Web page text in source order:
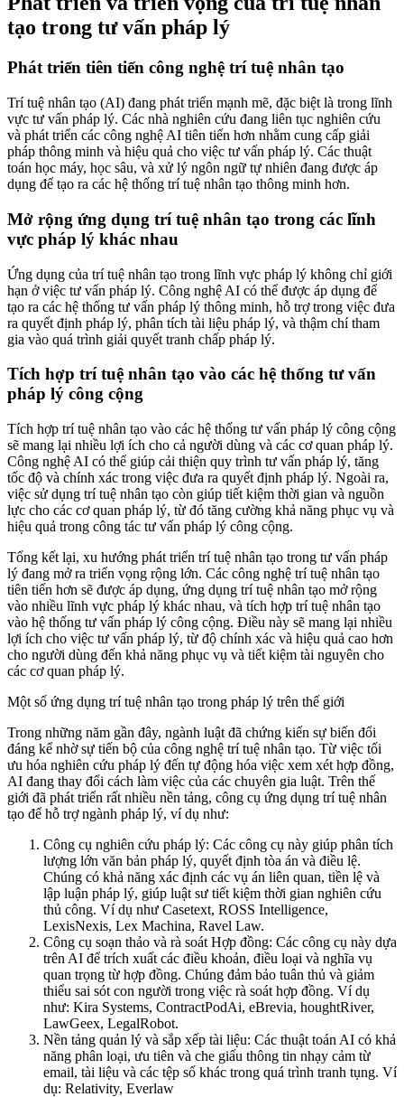
tạo trong tư vấn pháp lý
Phát triển tiên tiến công nghệ trí tuệ nhân tạo
Trí tuệ nhân tạo (AI) đang phát triển mạnh mẽ, đặc biệt là trong lĩnh
vực tư vấn pháp lý. Các nhà nghiên cứu đang liên tục nghiên cứu
và phát triển các công nghệ AI tiên tiến hơn nhằm cung cấp giải
pháp thông minh và hiệu quả cho việc tư vấn pháp lý. Các thuật
toán học máy, học sâu, và xử lý ngôn ngữ tự nhiên đang được áp
dụng để tạo ra các hệ thống trí tuệ nhân tạo thông minh hơn.
Mở rộng ứng dụng trí tuệ nhân tạo trong các lĩnh
vực pháp lý khác nhau
Ứng dụng của trí tuệ nhân tạo trong lĩnh vực pháp lý không chỉ giới
hạn ở việc tư vấn pháp lý. Công nghệ AI có thể được áp dụng để
tạo ra các hệ thống tư vấn pháp lý thông minh, hỗ trợ trong việc đưa
ra quyết định pháp lý, phân tích tài liệu pháp lý, và thậm chí tham
gia vào quá trình giải quyết tranh chấp pháp lý.
Tích hợp trí tuệ nhân tạo vào các hệ thống tư vấn
pháp lý công cộng
Tích hợp trí tuệ nhân tạo vào các hệ thống tư vấn pháp lý công cộng
sẽ mang lại nhiều lợi ích cho cả người dùng và các cơ quan pháp lý.
Công nghệ AI có thể giúp cải thiện quy trình tư vấn pháp lý, tăng
tốc độ và chính xác trong việc đưa ra quyết định pháp lý. Ngoài ra,
việc sử dụng trí tuệ nhân tạo còn giúp tiết kiệm thời gian và nguồn
lực cho các cơ quan pháp lý, từ đó tăng cường khả năng phục vụ và
hiệu quả trong công tác tư vấn pháp lý công cộng.
Tổng kết lại, xu hướng phát triển trí tuệ nhân tạo trong tư vấn pháp
lý đang mở ra triển vọng rộng lớn. Các công nghệ trí tuệ nhân tạo
tiên tiến hơn sẽ được áp dụng, ứng dụng trí tuệ nhân tạo mở rộng
vào nhiều lĩnh vực pháp lý khác nhau, và tích hợp trí tuệ nhân tạo
vào hệ thống tư vấn pháp lý công cộng. Điều này sẽ mang lại nhiều
lợi ích cho việc tư vấn pháp lý, từ độ chính xác và hiệu quả cao hơn
cho người dùng đến khả năng phục vụ và tiết kiệm tài nguyên cho
các cơ quan pháp lý.
Một số ứng dụng trí tuệ nhân tạo trong pháp lý trên thế giới
Trong những năm gần đây, ngành luật đã chứng kiến sự biến đổi
đáng kể nhờ sự tiến bộ của công nghệ trí tuệ nhân tạo. Từ việc tối
ưu hóa nghiên cứu pháp lý đến tự động hóa việc xem xét hợp đồng,
AI đang thay đổi cách làm việc của các chuyên gia luật. Trên thế
giới đã phát triển rất nhiều nền tảng, công cụ ứng dụng trí tuệ nhân
tạo để hỗ trợ ngành pháp lý, ví dụ như:
Công cụ nghiên cứu pháp lý: Các công cụ này giúp phân tích
lượng lớn văn bản pháp lý, quyết định tòa án và điều lệ.
Chúng có khả năng xác định các vụ án liên quan, tiền lệ và
lập luận pháp lý, giúp luật sư tiết kiệm thời gian nghiên cứu
thủ công. Ví dụ như Casetext, ROSS Intelligence,
LexisNexis, Lex Machina, Ravel Law.
Công cụ soạn thảo và rà soát Hợp đồng: Các công cụ này dựa
trên AI để trích xuất các điều khoản, điều loại và nghĩa vụ
quan trọng từ hợp đồng. Chúng đảm bảo tuân thủ và giảm
thiểu sai sót con người trong việc rà soát hợp đồng. Ví dụ
như: Kira Systems, ContractPodAi, eBrevia, houghtRiver,
LawGeex, LegalRobot.
Nền tảng quản lý và sắp xếp tài liệu: Các thuật toán AI có khả
năng phân loại, ưu tiên và che giấu thông tin nhạy cảm từ
email, tài liệu và các tệp số khác trong quá trình tranh tụng. Ví
dụ: Relativity, Everlaw